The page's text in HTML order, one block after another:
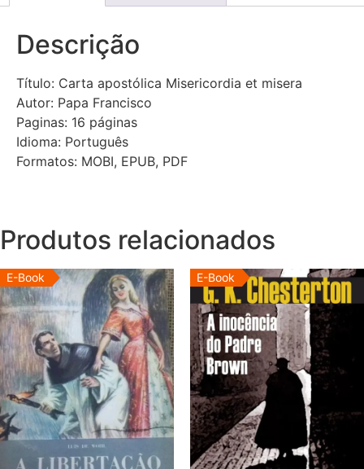
Descrição
Título: Carta apostólica Misericordia et misera
Autor: Papa Francisco
Paginas: 16 páginas
Idioma: Português
Formatos: MOBI, EPUB, PDF
Produtos relacionados
E-Book E-Book